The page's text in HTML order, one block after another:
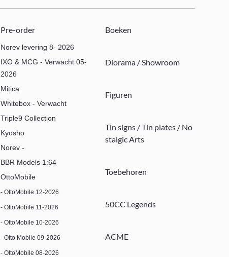
Pre-order
Norev levering 8- 2026
IXO & MCG - Verwacht 05-
2026
Mitica
Whitebox - Verwacht
Triple9 Collection
Kyosho
Norev -
BBR Models 1:64
OttoMobile
- OttoMobile 12-2026
- OttoMobile 11-2026
- OttoMobile 10-2026
- Otto Mobile 09-2026
- OttoMobile 08-2026
Boeken
Diorama / Showroom
Figuren
Tin signs / Tin plates / No
stalgic Arts
Toebehoren
50CC Legends
ACME